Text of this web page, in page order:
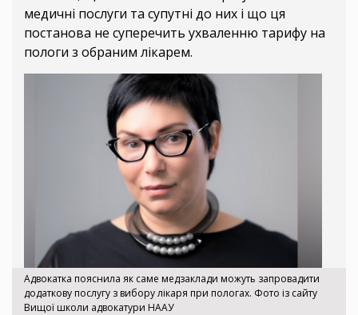
медичні послуги та супутні до них і що ця
постанова не суперечить ухваленню тарифу на
пологи з обраним лікарем.
Адвокатка пояснила як саме медзаклади можуть запровадити
додаткову послугу з вибору лікаря при пологах. Фото із сайту
Вищої школи адвокатури НААУ